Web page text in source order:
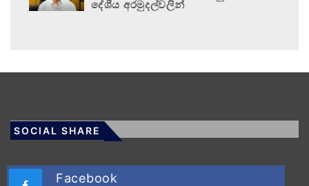
දේශීය අරමුදල්වලින්
SOCIAL SHARE
Facebook